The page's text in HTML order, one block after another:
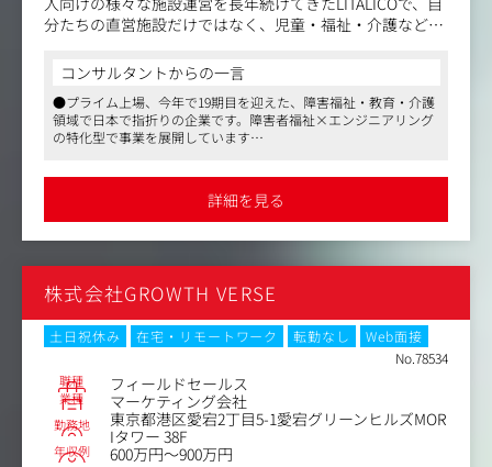
-発達ナビ（SaaS）
-仕事ナビ（SaaS）
-かんたん介護ソフト
-ナーシングネットプラスワン等
※担当する顧客は、教育・児童領域、就労領域、介護領域
※複数サービスやプロダクトを顧客の課題に合わせて提案
いただく、コンサルティング要素のある営業スタイルで
す。今後は領域ごとにプロダクトのラインアップが増えて
いく見立てです。
＜入社後のキャリアプラン＞
まずはプレイヤーとして経験を積んでいただき、実績に応
じて早ければ入社後半年でリーダーなど管理職登用も実現
可能です。
分たちの直営施設だけではなく、児童・福祉・介護などの
展開していきます。その中でも、顧客への課題ヒアリング
や新規提案や行うフィールドセールス職を募集していま
す。
具体的な業務：
様々な悩みを抱える福祉事業所へのソリューション営業
・営業資料の作成、提案
改善提案等
提案するソリューション：
・福祉施設の集客・広報に役立つ情報発信サービス(自社メ
ディア等)
・日々の業務支援・開所をサポートする運営支援サービス
・バックオフィス周りの業務効率化のための請求ソフト
・組織全体の運営・経営にかかわるコンサルティング等
コンサルタントからの一言
●プライム上場、今年で19期目を迎えた、障害福祉・教育・介護
領域で日本で指折りの企業です。障害者福祉×エンジニアリング
の特化型で事業を展開しています
コンテンツ制作に携わっていただく予定です。同社には複数のコ
ンテンツがあり、横断してキャリアアップも可能です
●テレワーク自由、副業可能、フルフレックスタイム制、キャリ
アチェンジ制度、産休/育休制度、時短勤務制度など、働き方が柔
詳細を見る
株式会社GROWTH VERSE
土日祝休み 在宅・リモートワーク 転勤なし
Web面接
No.78534
職種 フィールドセールス
業種 マーケティング会社
勤務地
東京都港区愛宕2丁目5-1愛宕グリーンヒルズMOR
Iタワー 38F
年収例
600万円～900万円